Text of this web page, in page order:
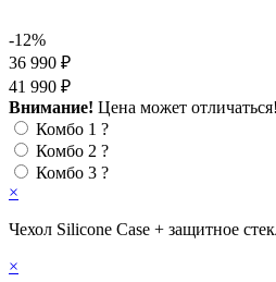
-12%
36 990 ₽
41 990 ₽
Внимание! Цена может отличаться!
Комбо 1 ?
Комбо 2 ?
Комбо 3 ?
×
Чехол Silicone Case + защитное
×